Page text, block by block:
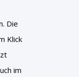
Die
Klick
im